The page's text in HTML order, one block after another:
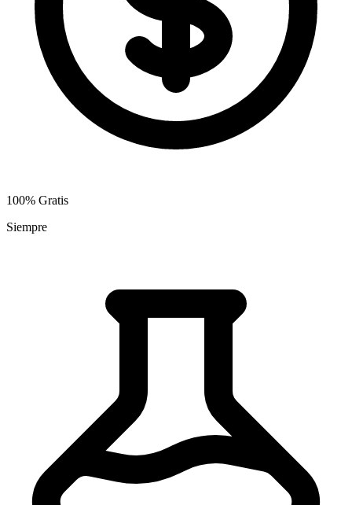
100% Gratis
Siempre